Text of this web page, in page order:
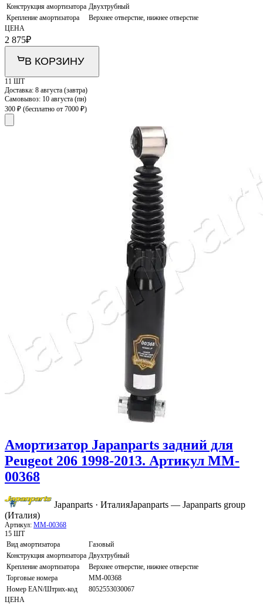
Конструкция амортизатора Двухтрубный
Крепление амортизатора
Верхнее отверстие, нижнее отверстие
ЦЕНА
2 875₽
В КОРЗИНУ
11 ШТ
Доставка: 8 августа (завтра)
Самовывоз: 10 августа (пн)
300 ₽ (бесплатно от 7000 ₽)
Амортизатор Japanparts задний для
Peugeot 206 1998-2013. Артикул MM-
00368
Japanparts · ИталияJapanparts — Japanparts group
(Италия)
Артикул: MM-00368
15 ШТ
Вид амортизатора
Газовый
Конструкция амортизатора Двухтрубный
Крепление амортизатора
Верхнее отверстие, нижнее отверстие
Торговые номера
MM-00368
Номер EAN/Штрих-код
8052553030067
ЦЕНА